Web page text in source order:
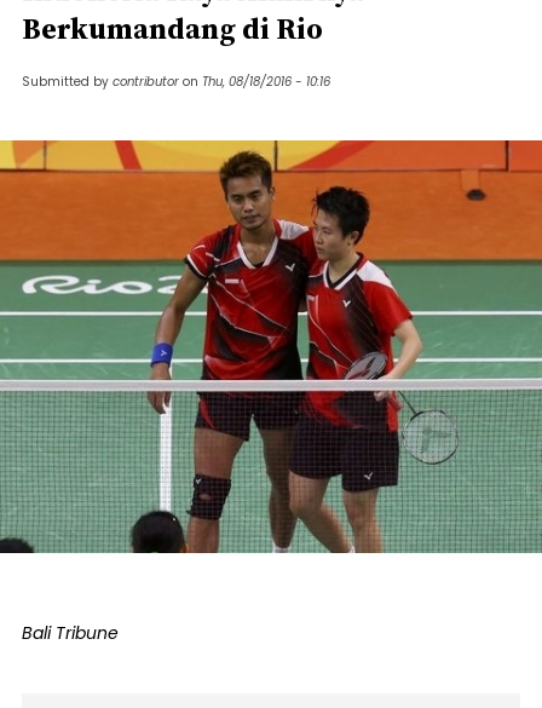
Berkumandang di Rio
Submitted by contributor on Thu, 08/18/2016 - 10:16
Bali Tribune